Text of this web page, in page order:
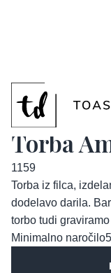
Nazaj
Torba
1159
Torba iz filca,
dodelavo darila.
torbo tudi
Minimalno naročilo